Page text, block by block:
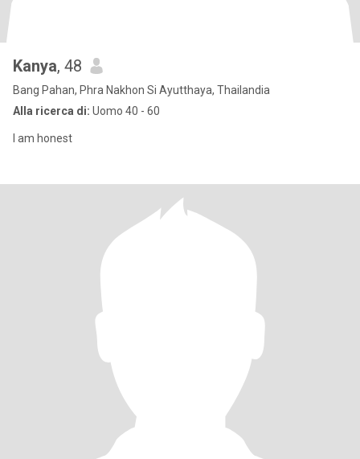
Kanya, 48
Bang Pahan, Phra Nakhon Si Ayutthaya, Thailandia
Alla ricerca di: Uomo 40 - 60
I am honest